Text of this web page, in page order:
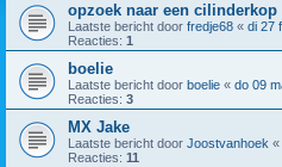
opzoek naar een cilinderkop
Laatste bericht door fredje68 « di 27
Reacties: 1
boelie
Laatste bericht door boelie « do 09
Reacties: 3
MX Jake
Laatste bericht door Joostvanhoek «
Reacties: 11